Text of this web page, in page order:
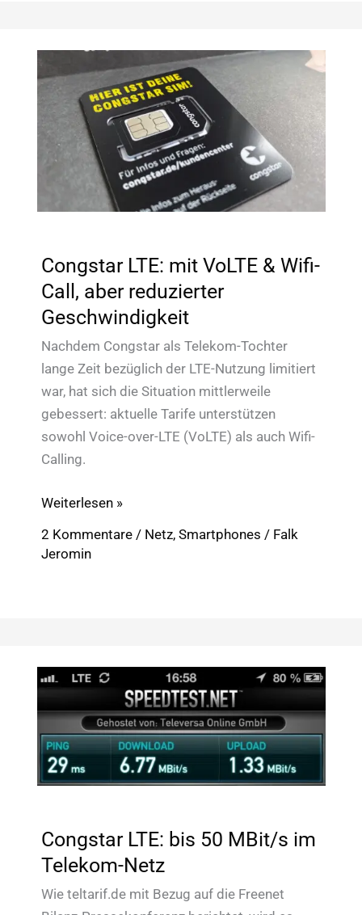
OpenMPTCProuter
Congstar LTE: mit VoLTE & Wifi-
Call, aber reduzierter
Geschwindigkeit
Nachdem Congstar als Telekom-Tochter
lange Zeit bezüglich der LTE-Nutzung limitiert
war, hat sich die Situation mittlerweile
gebessert: aktuelle Tarife unterstützen
sowohl Voice-over-LTE (VoLTE) als auch Wifi-
Calling.
Congstar
mit
reduzierter
Geschwindigkeit
Weiterlesen »
2 Kommentare / Netz, Smartphones / Falk
Jeromin
Congstar LTE: bis 50 MBit/s im
Telekom-Netz
Wie teltarif.de mit Bezug auf die Freenet